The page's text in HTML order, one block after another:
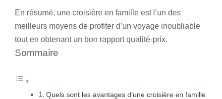
En résumé, une croisière en famille est l’un des
meilleurs moyens de profiter d’un voyage inoubliable
tout en obtenant un bon rapport qualité-prix.
Sommaire
Quels sont les avantages d’une croisière en famille